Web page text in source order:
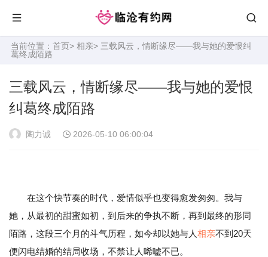
当前位置： 首页> 相亲> 三载风云，情断缘尽——我与她的爱恨纠
葛终成陌路
三载风云，情断缘尽——我与她的爱恨
纠葛终成陌路
陶力诚 2026-05-10 06:00:04
在这个快节奏的时代，爱情似乎也变得愈发匆匆。我与
她，从最初的甜蜜如初，到后来的争执不断，再到最终的形同
陌路，这段三个月的斗气历程，如今却以她与人相亲不到20天
便闪电结婚的结局收场，不禁让人唏嘘不已。